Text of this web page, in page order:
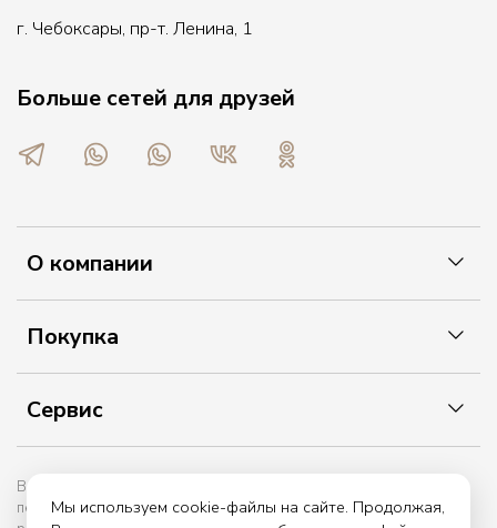
О компании
Покупка
Сервис
г. Чебоксары, пр-т. Ленина, 1
Больше сетей для друзей
Вы принимаете условия политики в отношении обработки
персональных данных и пользовательского соглашения каждый
Мы используем cookie-файлы на сайте. Продолжая,